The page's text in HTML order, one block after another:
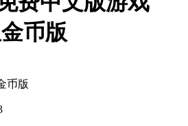
币版
币版